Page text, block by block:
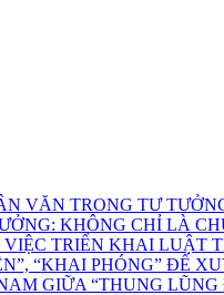
VĂN TRONG TƯ
KHÔNG CHỈ LÀ
TRIỂN KHAI LUẬT
“KHAI PHÓNG” ĐỂ
GIỮA “THUNG